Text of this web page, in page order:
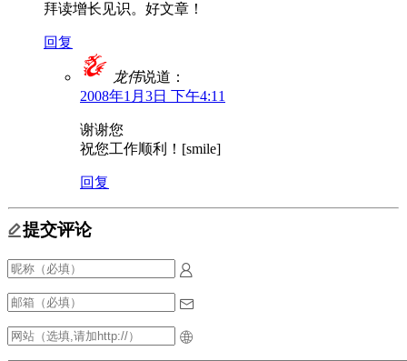
拜读增长见识。好文章！
回复
龙伟说道：
2008年1月3日 下午4:11
谢谢您
祝您工作顺利！[smile]
回复
提交评论